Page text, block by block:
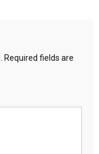
Required fields are